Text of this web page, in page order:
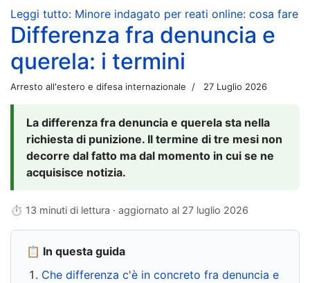
Leggi tutto: Minore indagato per reati online: cosa fare
Differenza fra denuncia e
querela: i termini
Arresto all'estero e difesa internazionale 27 Luglio 2026
La differenza fra denuncia e querela sta nella
richiesta di punizione. Il termine di tre mesi non
decorre dal fatto ma dal momento in cui se ne
acquisisce notizia.
⏱ 13 minuti di lettura · aggiornato al 27 luglio 2026
📋 In questa guida
Che differenza c'è in concreto fra denuncia e